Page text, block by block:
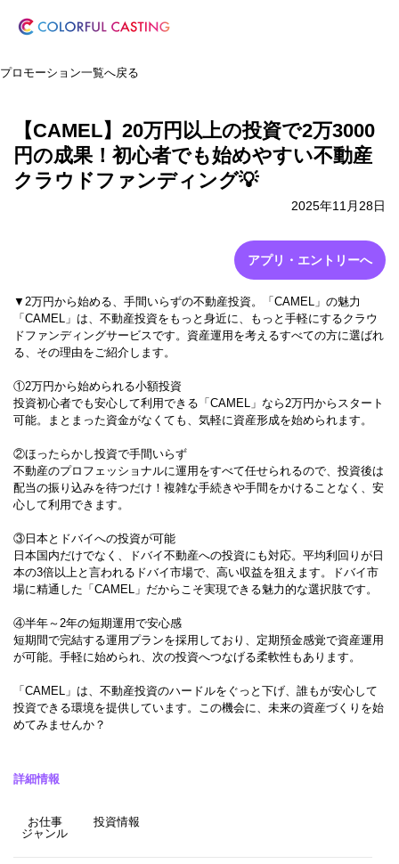
プロモーション一覧へ戻る
【CAMEL】20万円以上の投資で2万3000
円の成果！初心者でも始めやすい不動産
クラウドファンディング💡
2025年11月28日
アプリ・エントリーへ
▼2万円から始める、手間いらずの不動産投資。「CAMEL」の魅力
「CAMEL」は、不動産投資をもっと身近に、もっと手軽にするクラウ
ドファンディングサービスです。資産運用を考えるすべての方に選ばれ
る、その理由をご紹介します。
①2万円から始められる小額投資
投資初心者でも安心して利用できる「CAMEL」なら2万円からスタート
可能。まとまった資金がなくても、気軽に資産形成を始められます。
②ほったらかし投資で手間いらず
不動産のプロフェッショナルに運用をすべて任せられるので、投資後は
配当の振り込みを待つだけ！複雑な手続きや手間をかけることなく、安
心して利用できます。
③日本とドバイへの投資が可能
日本国内だけでなく、ドバイ不動産への投資にも対応。平均利回りが日
本の3倍以上と言われるドバイ市場で、高い収益を狙えます。ドバイ市
場に精通した「CAMEL」だからこそ実現できる魅力的な選択肢です。
④半年～2年の短期運用で安心感
短期間で完結する運用プランを採用しており、定期預金感覚で資産運用
が可能。手軽に始められ、次の投資へつなげる柔軟性もあります。
「CAMEL」は、不動産投資のハードルをぐっと下げ、誰もが安心して
投資できる環境を提供しています。この機会に、未来の資産づくりを始
めてみませんか？
詳細情報
お仕事
ジャンル
投資情報